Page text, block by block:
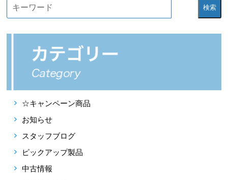
検索
☆キャンペーン商品
お知らせ
スタッフブログ
ピックアップ製品
中古情報